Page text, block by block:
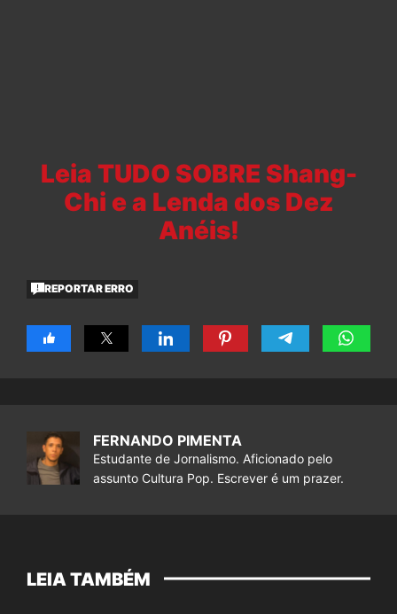
Leia TUDO SOBRE Shang-
Chi e a Lenda dos Dez
Anéis!
REPORTAR ERRO
FERNANDO PIMENTA
Estudante de Jornalismo. Aficionado pelo
assunto Cultura Pop. Escrever é um prazer.
LEIA TAMBÉM